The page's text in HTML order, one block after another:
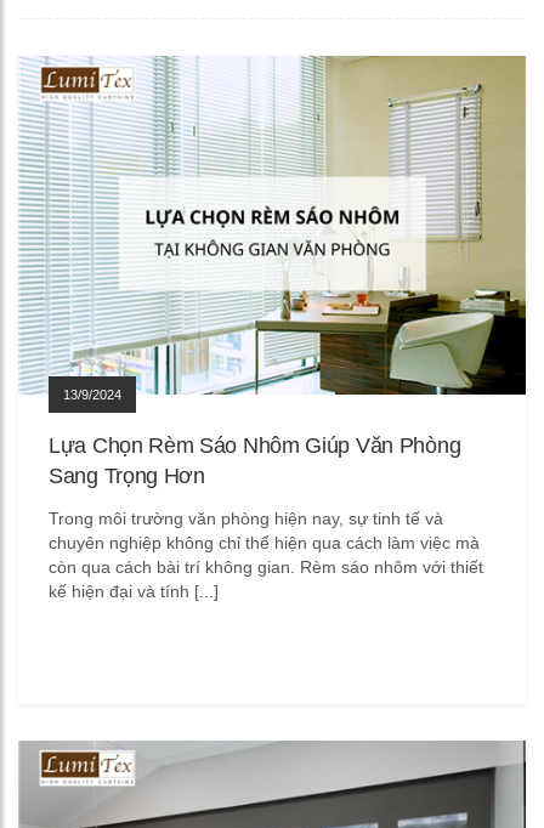
13/9/2024
Lựa Chọn Rèm Sáo Nhôm Giúp Văn Phòng
Sang Trọng Hơn
Trong môi trường văn phòng hiện nay, sự tinh tế và
chuyên nghiệp không chỉ thể hiện qua cách làm việc mà
còn qua cách bài trí không gian. Rèm sáo nhôm với thiết
kế hiện đại và tính [...]